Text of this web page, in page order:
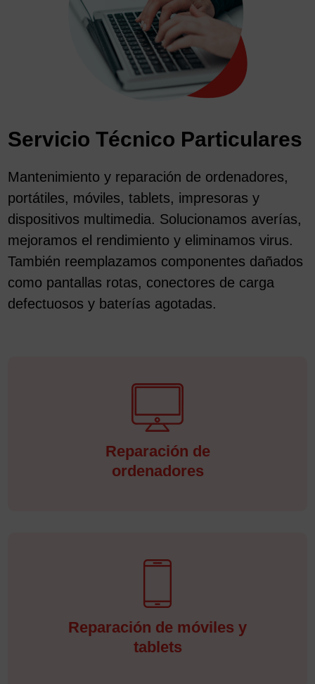
Servicio Técnico Particulares
Mantenimiento y reparación de ordenadores,
portátiles, móviles, tablets, impresoras y
dispositivos multimedia. Solucionamos averías,
mejoramos el rendimiento y eliminamos virus.
También reemplazamos componentes dañados
como pantallas rotas, conectores de carga
defectuosos y baterías agotadas.
Reparación de
ordenadores
Reparación de móviles y
tablets